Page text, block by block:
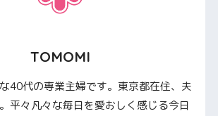
TOMOMI
40代の専業主婦です。東京都在住、夫
平々凡々な毎日を愛おしく感じる今日